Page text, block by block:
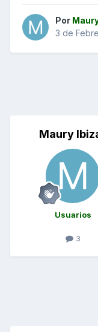
Por
3 de
Maury
Usuarios
3